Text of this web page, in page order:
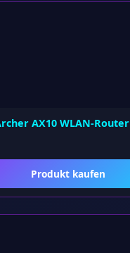
AX10 WLAN-Router
Produkt kaufen